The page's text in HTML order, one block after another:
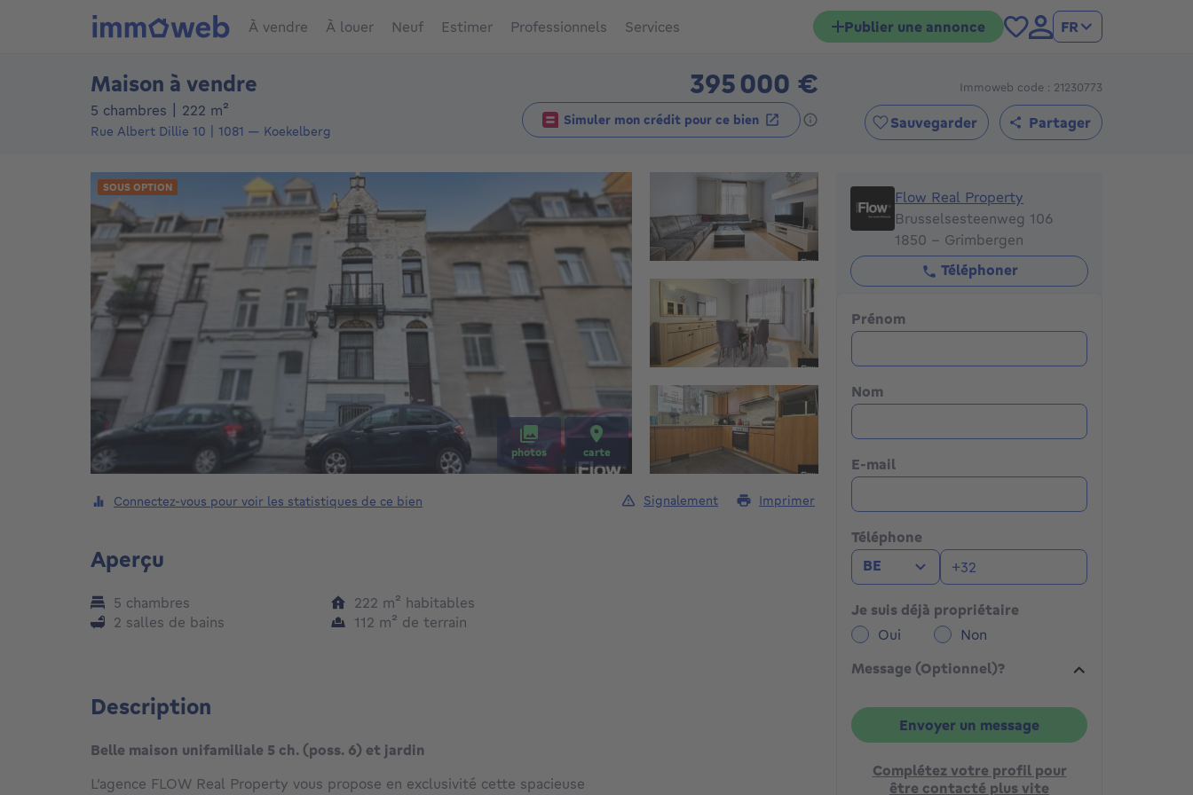
À vendre À louer Neuf Estimer Professionnels Services Publier une annonce FR
Maison à vendre 395 000 €395000€
5 chambres 222 m²
Rue Albert Dillie 10 1081 — Koekelberg
Simuler mon crédit pour ce bien
Immoweb code : 21230773
Sauvegarder Partager
SOUS OPTION
photos carte
Flow Real Property
Flow Real Property
Brusselsesteenweg 106
1850 - Grimbergen
Téléphoner
Prénom
Nom
E-mail
Téléphone
BE
Je suis déjà propriétaire
Oui
Non
Message (Optionnel)?
Envoyer un message
Complétez votre profil pour
être contacté plus vite
Connectez-vous pour voir les statistiques de ce bien Signalement Imprimer
Aperçu
5 chambres
2 salles de bains
222 m² mètres carrés
habitables
112 m² mètres carrés
de terrain
Description
Belle maison unifamiliale 5 ch. (poss. 6) et jardin
L’agence FLOW Real Property vous propose en exclusivité cette spacieuse